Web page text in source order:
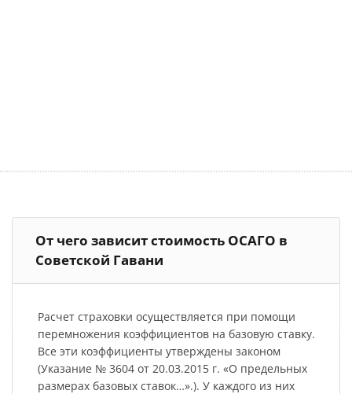
От чего зависит стоимость ОСАГО в
Советской Гавани
Расчет страховки осуществляется при помощи
перемножения коэффициентов на базовую ставку.
Все эти коэффициенты утверждены законом
(Указание № 3604 от 20.03.2015 г. «О предельных
размерах базовых ставок…».). У каждого из них